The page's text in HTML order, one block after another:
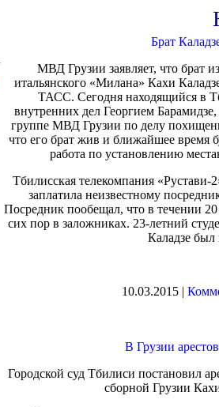
Брат
МВД Грузии заявляет, что брат
итальянского «Милана» Кахи
ТАСС. Сегодня находящийся в
внутренних дел Георгием
группе МВД Грузии по делу
что его брат жив и ближайшее время
работа по установлению
Тбилисская телекомпания «Рустави-
заплатила неизвестному
Посредник пообещал, что в течении
сих пор в заложниках. 23-летний
Каладзе был
10.03.2015 |
В Грузии
Городской суд Тбилиси постановил
сборной Грузии